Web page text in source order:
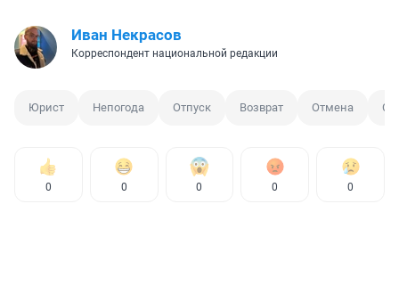
Иван Некрасов
Корреспондент национальной редакции
Юрист Непогода Отпуск Возврат Отмена
0 0 0 0 0